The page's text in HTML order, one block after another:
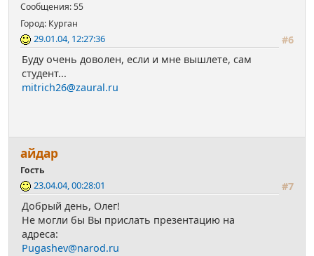
Сообщения: 55
Город: Курган
#6
29.01.04, 12:27:36
Буду очень доволен, если и мне вышлете, сам
студент...
mitrich26@zaural.ru
айдар
Гость
#7
23.04.04, 00:28:01
Добрый день, Олег!
Не могли бы Вы прислать презентацию на
адреса:
Pugashev@narod.ru